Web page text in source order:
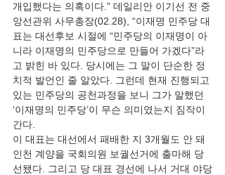
개입했다는 의혹이다.” 데일리안 이기선 전 중
앙선관위 사무총장(02.28), “이재명 민주당 대
표는 대선후보 시절에 “민주당의 이재명이 아
니라 이재명의 민주당으로 만들어 가겠다”라
고 밝힌 바 있다. 당시에는 그 말이 단순한 정
치적 발언인 줄 알았다. 그런데 현재 진행되고
있는 민주당의 공천과정을 보니 그가 말했던
‘이재명의 민주당’이 무슨 의미였는지 짐작이
간다.
이 대표는 대선에서 패배한 지 3개월도 안 돼
인천 계양을 국회의원 보궐선거에 출마해 당
선됐다. 그리고 당 대표 경선에 나서 거대 야당